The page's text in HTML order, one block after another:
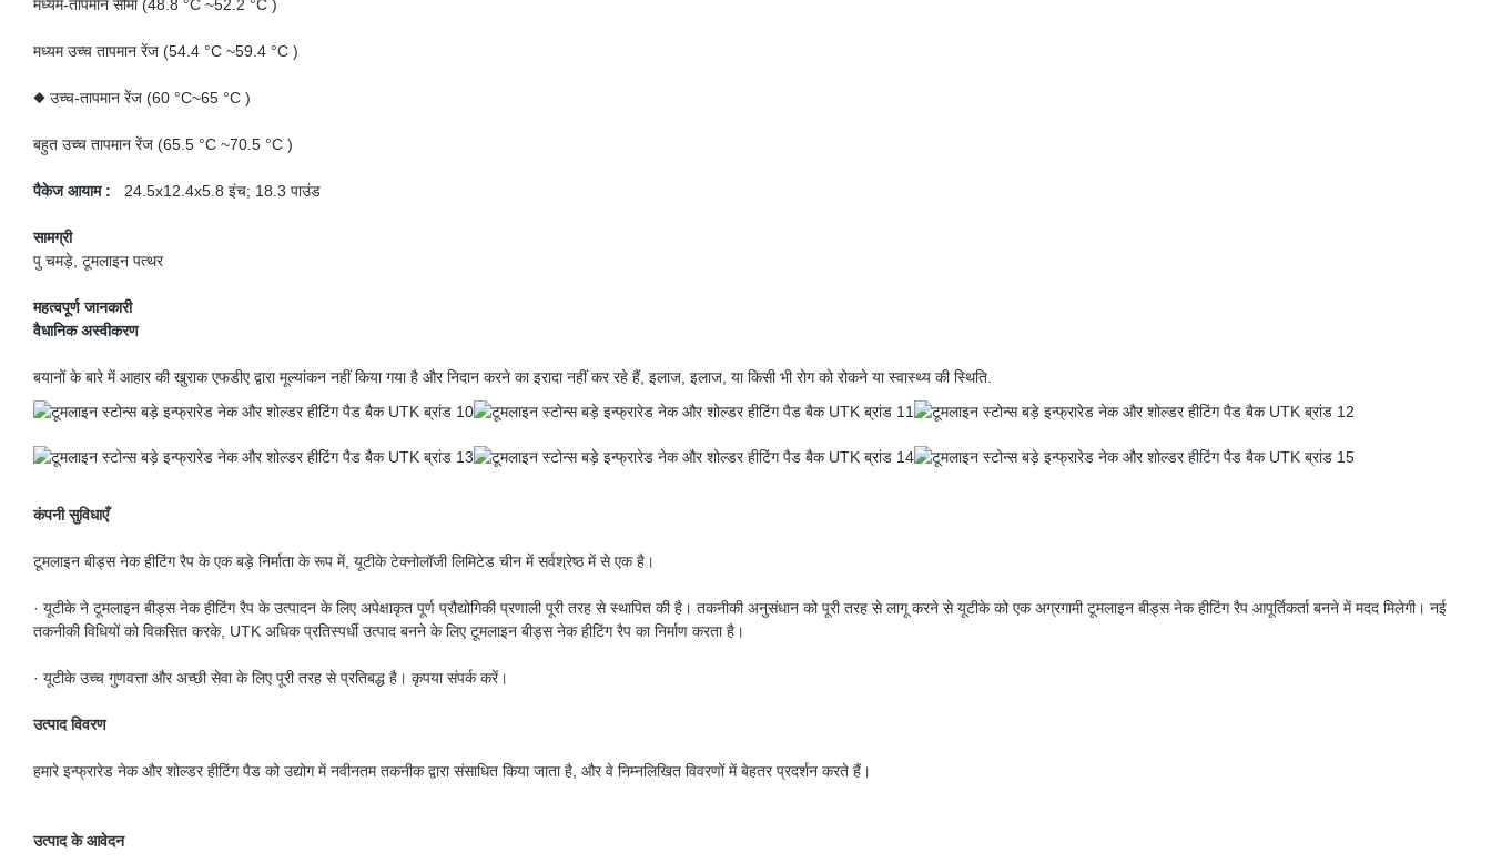
मध्यम-तापमान सीमा (48.8 °C ~52.2 °C )
मध्यम उच्च तापमान रेंज (54.4 °C ~59.4 °C )
◆ उच्च-तापमान रेंज (60 °C~65 °C )
बहुत उच्च तापमान रेंज (65.5 °C ~70.5 °C )
पैकेज आयाम : 24.5x12.4x5.8 इंच; 18.3 पाउंड
सामग्री
पु चमड़े, टूमलाइन पत्थर
महत्वपूर्ण जानकारी
वैधानिक अस्वीकरण
बयानों के बारे में आहार की खुराक एफडीए द्वारा मूल्यांकन नहीं किया गया है और निदान करने का इरादा नहीं कर रहे हैं, इलाज, इलाज, या किसी भी रोग को रोकने या स्वास्थ्य की स्थिति.
कंपनी सुविधाएँ
टूमलाइन बीड्स नेक हीटिंग रैप के एक बड़े निर्माता के रूप में, यूटीके टेक्नोलॉजी लिमिटेड चीन में सर्वश्रेष्ठ में से एक है।
· यूटीके ने टूमलाइन बीड्स नेक हीटिंग रैप के उत्पादन के लिए अपेक्षाकृत पूर्ण प्रौद्योगिकी प्रणाली पूरी तरह से स्थापित की है। तकनीकी अनुसंधान को पूरी तरह से लागू करने से यूटीके को एक अग्रगामी टूमलाइन बीड्स नेक हीटिंग रैप आपूर्तिकर्ता बनने में मदद मिलेगी। नई
तकनीकी विधियों को विकसित करके, UTK अधिक प्रतिस्पर्धी उत्पाद बनने के लिए टूमलाइन बीड्स नेक हीटिंग रैप का निर्माण करता है।
· यूटीके उच्च गुणवत्ता और अच्छी सेवा के लिए पूरी तरह से प्रतिबद्ध है। कृपया संपर्क करें।
उत्पाद विवरण
हमारे इन्फ्रारेड नेक और शोल्डर हीटिंग पैड को उद्योग में नवीनतम तकनीक द्वारा संसाधित किया जाता है, और वे निम्नलिखित विवरणों में बेहतर प्रदर्शन करते हैं।
उत्पाद के आवेदन